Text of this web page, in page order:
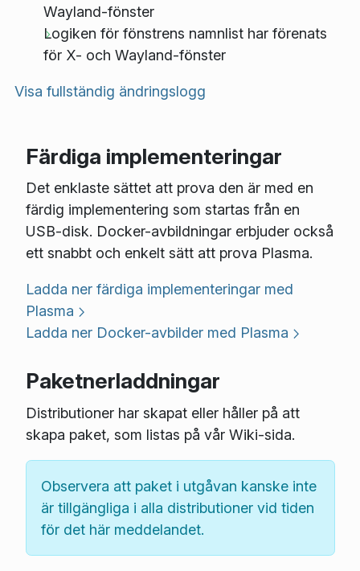
Wayland-fönster
Logiken för fönstrens namnlist har förenats
för X- och Wayland-fönster
Visa fullständig ändringslogg
Färdiga implementeringar
Det enklaste sättet att prova den är med en
färdig implementering som startas från en
USB-disk. Docker-avbildningar erbjuder också
ett snabbt och enkelt sätt att prova Plasma.
Ladda ner färdiga implementeringar med
Plasma
Ladda ner Docker-avbilder med Plasma
Paketnerladdningar
Distributioner har skapat eller håller på att
skapa paket, som listas på vår Wiki-sida.
Observera att paket i utgåvan kanske inte
är tillgängliga i alla distributioner vid tiden
för det här meddelandet.